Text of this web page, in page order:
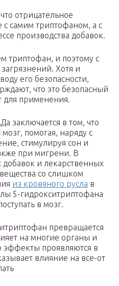
отрицательное
с самим триптофаном, а с
производства добавок.
триптофан, и поэтому с
Хотя и
его безопасности,
что это безопасный
для применения.
заключается в том, что
помогая, наряду с
стимулируя сон и
при мигрени. В
добавок и лекарственных
со слишком
из кровяного русла в
5-гидрокситриптофана
в мозг.
превращается
на многие органы и
эффекты проявляются в
влияние на все-от